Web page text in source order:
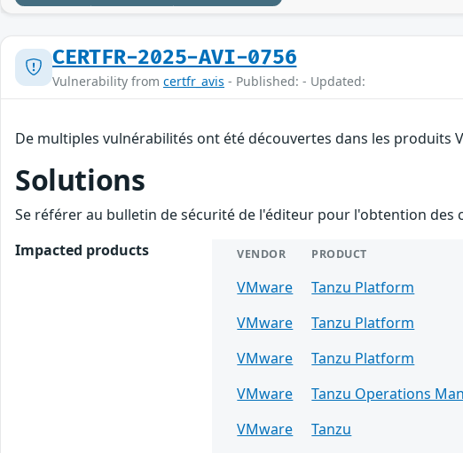
CERTFR-2025-AVI-0756
Vulnerability from certfr_avis - Published: - Updated:
De multiples vulnérabilités ont été découvertes dans les
Solutions
Se référer au bulletin de sécurité de l'éditeur pour l'obtention des
Impacted products
VENDOR PRODUCT
VMware Tanzu Platform
VMware
Tanzu Platform
VMware
Tanzu Platform
VMware
Tanzu Operations
VMware
Tanzu